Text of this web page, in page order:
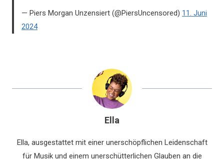
— Piers Morgan Unzensiert (@PiersUncensored) 11. Juni
2024
Ella
Ella, ausgestattet mit einer unerschöpflichen Leidenschaft
für Musik und einem unerschütterlichen Glauben an die